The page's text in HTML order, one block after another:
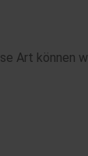
Art können